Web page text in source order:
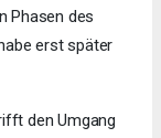
Phasen des
erst später
den Umgang